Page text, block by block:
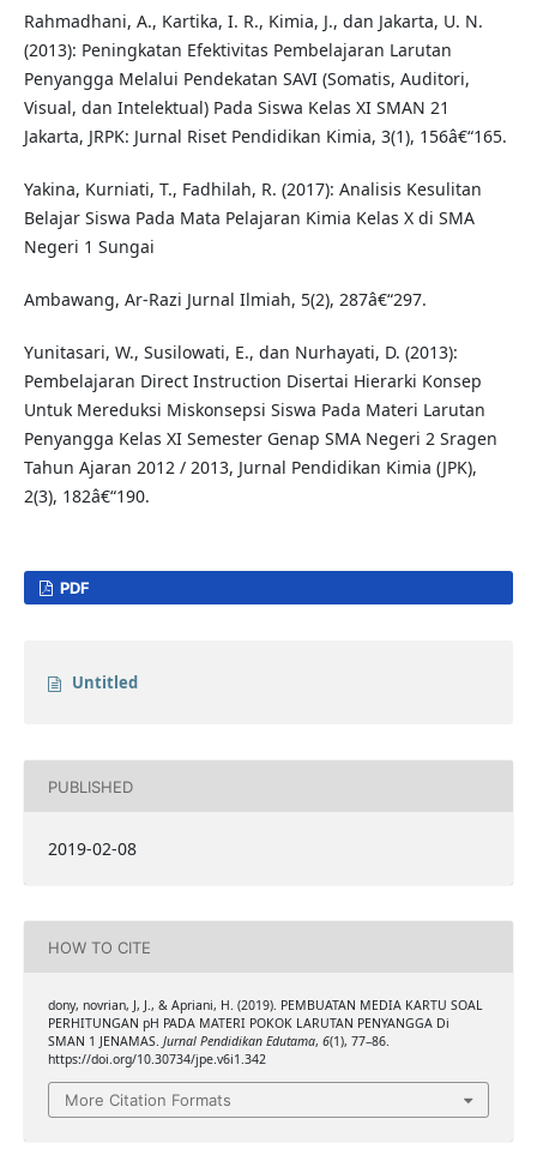
Rahmadhani, A., Kartika, I. R., Kimia, J., dan Jakarta, U. N.
(2013): Peningkatan Efektivitas Pembelajaran Larutan
Penyangga Melalui Pendekatan SAVI (Somatis, Auditori,
Visual, dan Intelektual) Pada Siswa Kelas XI SMAN 21
Jakarta, JRPK: Jurnal Riset Pendidikan Kimia, 3(1), 156â€“165.
Yakina, Kurniati, T., Fadhilah, R. (2017): Analisis Kesulitan
Belajar Siswa Pada Mata Pelajaran Kimia Kelas X di SMA
Negeri 1 Sungai
Ambawang, Ar-Razi Jurnal Ilmiah, 5(2), 287â€“297.
Yunitasari, W., Susilowati, E., dan Nurhayati, D. (2013):
Pembelajaran Direct Instruction Disertai Hierarki Konsep
Untuk Mereduksi Miskonsepsi Siswa Pada Materi Larutan
Penyangga Kelas XI Semester Genap SMA Negeri 2 Sragen
Tahun Ajaran 2012 / 2013, Jurnal Pendidikan Kimia (JPK),
2(3), 182â€“190.
PDF
Untitled
PUBLISHED
2019-02-08
HOW TO CITE
dony, novrian, J, J., & Apriani, H. (2019). PEMBUATAN MEDIA KARTU SOAL
PERHITUNGAN pH PADA MATERI POKOK LARUTAN PENYANGGA Di
SMAN 1 JENAMAS. Jurnal Pendidikan Edutama, 6(1), 77–86.
https://doi.org/10.30734/jpe.v6i1.342
More Citation Formats